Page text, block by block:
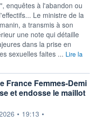
enquêtes à l'abandon ou
Le ministre de la
a transmis à son
une note qui détaille
dans la prise en
sexuelles faites ... Lire la
France Femmes-Demi
et endosse le maillot
• 19:13 •